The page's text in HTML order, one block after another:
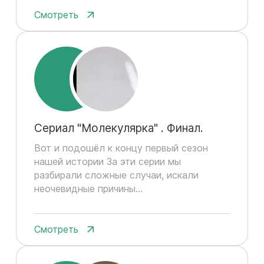
Смотреть
Сериал "Молекулярка" . Финал.
Вот и подошёл к концу первый сезон
нашей истории За эти серии мы
разбирали сложные случаи, искали
неочевидные причины...
Смотреть